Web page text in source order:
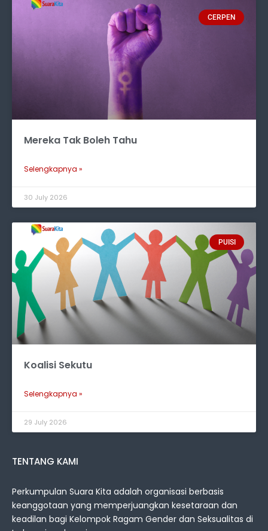
CERPEN
Mereka Tak Boleh Tahu
Selengkapnya »
30 July 2026
PUISI
Koalisi Sekutu
Selengkapnya »
29 July 2026
TENTANG KAMI
Perkumpulan Suara Kita adalah organisasi berbasis
keanggotaan yang memperjuangkan kesetaraan dan
keadilan bagi Kelompok Ragam Gender dan Seksualitas di